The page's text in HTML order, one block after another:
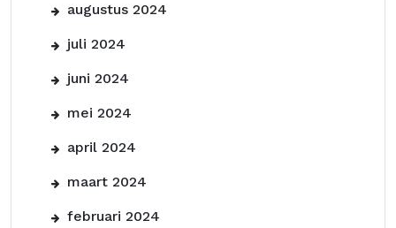
augustus 2024
juli 2024
juni 2024
mei 2024
april 2024
maart 2024
februari 2024